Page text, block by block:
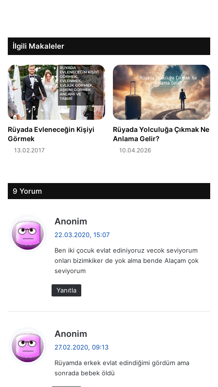
İlgili Makaleler
Rüyada Evleneceğin Kişiyi
Görmek
13.02.2017
Rüyada Yolculuğa Çıkmak Ne
Anlama Gelir?
10.04.2026
9 Yorum
Anonim
i
k
22.03.2020, 15:07
Ben iki çocuk evlat ediniyoruz vecok seviyorum
onları bizimkiker de yok alma bende Alaçam çok
seviyorum
Yanıtla
Anonim
i
k
27.02.2020, 09:13
Rüyamda erkek evlat edindiğimi gördüm ama
sonrada bebek öldü